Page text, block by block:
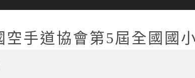
空手道協會第5屆全國國